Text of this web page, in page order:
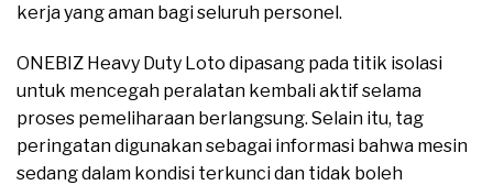
kerja yang aman bagi seluruh personel.
ONEBIZ Heavy Duty Loto dipasang pada titik isolasi
untuk mencegah peralatan kembali aktif selama
proses pemeliharaan berlangsung. Selain itu, tag
peringatan digunakan sebagai informasi bahwa mesin
sedang dalam kondisi terkunci dan tidak boleh